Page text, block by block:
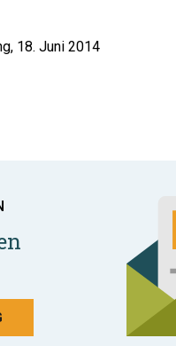
18. Juni 2014